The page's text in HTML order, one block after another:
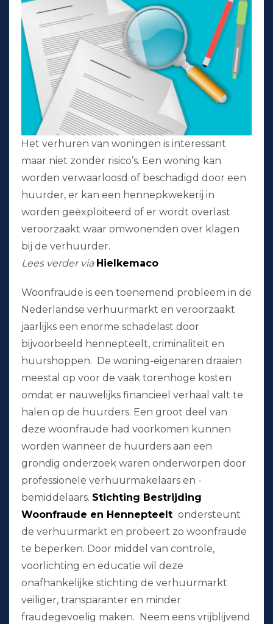
Het verhuren van woningen is interessant
maar niet zonder risico’s. Een woning kan
worden verwaarloosd of beschadigd door een
huurder, er kan een hennepkwekerij in
worden geëxploiteerd of er wordt overlast
veroorzaakt waar omwonenden over klagen
bij de verhuurder.
Lees verder via Hielkemaco
Woonfraude is een toenemend probleem in de
Nederlandse verhuurmarkt en veroorzaakt
jaarlijks een enorme schadelast door
bijvoorbeeld hennepteelt, criminaliteit en
huurshoppen. De woning-eigenaren draaien
meestal op voor de vaak torenhoge kosten
omdat er nauwelijks financieel verhaal valt te
halen op de huurders. Een groot deel van
deze woonfraude had voorkomen kunnen
worden wanneer de huurders aan een
grondig onderzoek waren onderworpen door
professionele verhuurmakelaars en -
bemiddelaars. Stichting Bestrijding
Woonfraude en Hennepteelt ondersteunt
de verhuurmarkt en probeert zo woonfraude
te beperken. Door middel van controle,
voorlichting en educatie wil deze
onafhankelijke stichting de verhuurmarkt
veiliger, transparanter en minder
fraudegevoelig maken. Neem eens vrijblijvend